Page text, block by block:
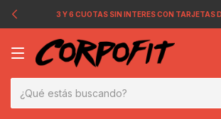
3 Y 6 CUOTAS SIN INTERES CON TARJETAS